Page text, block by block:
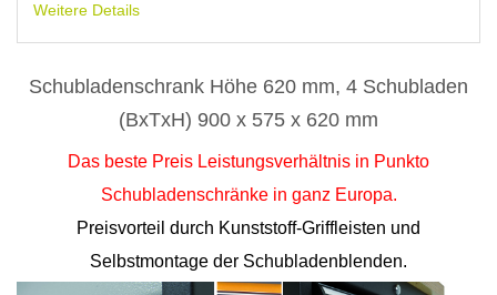
Weitere Details
Schubladenschrank Höhe 620 mm, 4 Schubladen
(BxTxH) 900 x 575 x 620 mm
Das beste Preis Leistungsverhältnis in Punkto
Schubladenschränke in ganz Europa.
Preisvorteil durch Kunststoff-Griffleisten und
Selbstmontage der Schubladenblenden.